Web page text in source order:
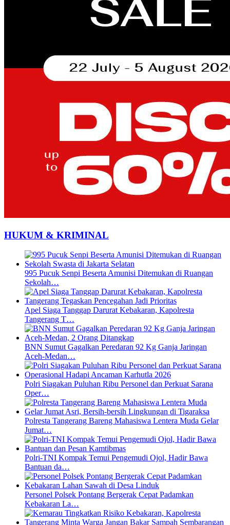
HUKUM & KRIMINAL
995 Pucuk Senpi Beserta Amunisi Ditemukan di Ruangan
Sekolah…
Apel Siaga Tanggap Darurat Kebakaran, Kapolresta
Tangerang T…
BNN Sumut Gagalkan Peredaran 92 Kg Ganja Jaringan
Aceh-Medan…
Polri Siagakan Puluhan Ribu Personel dan Perkuat Sarana
Oper…
Polresta Tangerang Bareng Mahasiswa Lentera Muda Gelar
Jumat…
Polri-TNI Kompak Temui Pengemudi Ojol, Hadir Bawa
Bantuan da…
Personel Polsek Pontang Bergerak Cepat Padamkan
Kebakaran La…